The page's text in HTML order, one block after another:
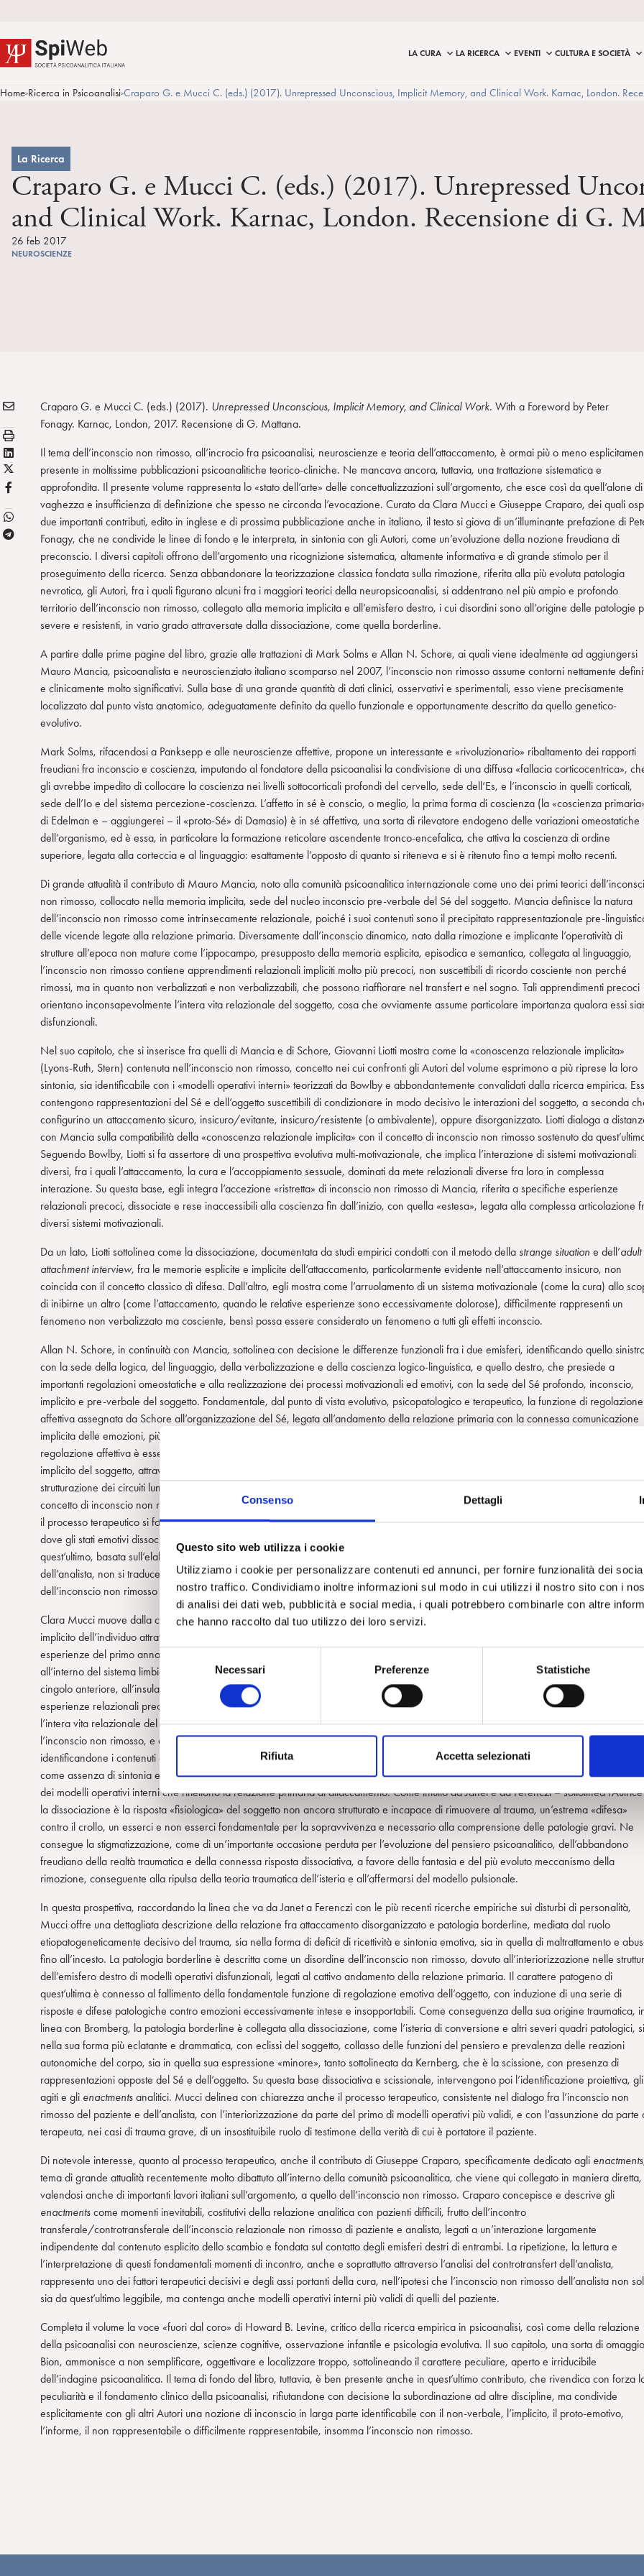
Consenso Dettagli
Questo sito web utilizza i cookie
Utilizziamo i cookie per personalizzare contenuti ed annunci, per fornire funzionalità dei
nostro traffico. Condividiamo inoltre informazioni sul modo in cui utilizzi il nostro sito con i
di analisi dei dati web, pubblicità e social media, i quali potrebbero combinarle con altre
che hanno raccolto dal tuo utilizzo dei loro servizi.
S
e
l
e
z
i
o
n
e
d
e
l
c
o
s
e
n
s
o
Necessari Preferenze Statistiche
Rifiuta Accetta selezionati
LA CURA LA RICERCA EVENTI CULTURA E SOCIETÀ
Home>Ricerca in Psicoanalisi>Craparo G. e Mucci C. (eds.) (2017). Unrepressed Unconscious, Implicit Memory, and Clinical Work. Karnac, London.
La Ricerca
Craparo G. e Mucci C. (eds.) (2017). Unrepressed
and Clinical Work. Karnac, London. Recensione di G.
26 feb 2017
NEUROSCIENZE
Condividi:
E
A
I
L
S
t
a
m
a
L
i
n
e
d
X
/
w
i
F
T
Craparo G. e Mucci C. (eds.) (2017). Unrepressed Unconscious, Implicit Memory, and Clinical Work. With a Foreword by Peter
Fonagy. Karnac, London, 2017. Recensione di G. Mattana.
Il tema dell’inconscio non rimosso, all’incrocio fra psicoanalisi, neuroscienze e teoria dell’attaccamento, è ormai più o meno
presente in moltissime pubblicazioni psicoanalitiche teorico-cliniche. Ne mancava ancora, tuttavia, una trattazione sistematica e
approfondita. Il presente volume rappresenta lo «stato dell’arte» delle concettualizzazioni sull’argomento, che esce così da quell’alone di
vaghezza e insufficienza di definizione che spesso ne circonda l’evocazione. Curato da Clara Mucci e Giuseppe Craparo, dei quali
due importanti contributi, edito in inglese e di prossima pubblicazione anche in italiano, il testo si giova di un’illuminante prefazione di
Fonagy, che ne condivide le linee di fondo e le interpreta, in sintonia con gli Autori, come un’evoluzione della nozione freudiana di
preconscio. I diversi capitoli offrono dell’argomento una ricognizione sistematica, altamente informativa e di grande stimolo per il
proseguimento della ricerca. Senza abbandonare la teorizzazione classica fondata sulla rimozione, riferita alla più evoluta patologia
nevrotica, gli Autori, fra i quali figurano alcuni fra i maggiori teorici della neuropsicoanalisi, si addentrano nel più ampio e profondo
territorio dell’inconscio non rimosso, collegato alla memoria implicita e all’emisfero destro, i cui disordini sono all’origine delle patologie
severe e resistenti, in vario grado attraversate dalla dissociazione, come quella borderline.
A partire dalle prime pagine del libro, grazie alle trattazioni di Mark Solms e Allan N. Schore, ai quali viene idealmente ad aggiungersi
Mauro Mancia, psicoanalista e neuroscienziato italiano scomparso nel 2007, l’inconscio non rimosso assume contorni nettamente
e clinicamente molto significativi. Sulla base di una grande quantità di dati clinici, osservativi e sperimentali, esso viene precisamente
localizzato dal punto vista anatomico, adeguatamente definito da quello funzionale e opportunamente descritto da quello genetico-
evolutivo.
Mark Solms, rifacendosi a Panksepp e alle neuroscienze affettive, propone un interessante e «rivoluzionario» ribaltamento dei rapporti
freudiani fra inconscio e coscienza, imputando al fondatore della psicoanalisi la condivisione di una diffusa «fallacia corticocentrica»,
gli avrebbe impedito di collocare la coscienza nei livelli sottocorticali profondi del cervello, sede dell’Es, e l’inconscio in quelli corticali,
sede dell’Io e del sistema percezione-coscienza. L’affetto in sé è conscio, o meglio, la prima forma di coscienza (la «coscienza
di Edelman e – aggiungerei – il «proto-Sé» di Damasio) è in sé affettiva, una sorta di rilevatore endogeno delle variazioni omeostatiche
dell’organismo, ed è essa, in particolare la formazione reticolare ascendente tronco-encefalica, che attiva la coscienza di ordine
superiore, legata alla corteccia e al linguaggio: esattamente l’opposto di quanto si riteneva e si è ritenuto fino a tempi molto recenti.
Di grande attualità il contributo di Mauro Mancia, noto alla comunità psicoanalitica internazionale come uno dei primi teorici
non rimosso, collocato nella memoria implicita, sede del nucleo inconscio pre-verbale del Sé del soggetto. Mancia definisce la natura
dell’inconscio non rimosso come intrinsecamente relazionale, poiché i suoi contenuti sono il precipitato rappresentazionale pre-
delle vicende legate alla relazione primaria. Diversamente dall’inconscio dinamico, nato dalla rimozione e implicante l’operatività di
strutture all’epoca non mature come l’ippocampo, presupposto della memoria esplicita, episodica e semantica, collegata al linguaggio,
l’inconscio non rimosso contiene apprendimenti relazionali impliciti molto più precoci, non suscettibili di ricordo cosciente non perché
rimossi, ma in quanto non verbalizzati e non verbalizzabili, che possono riaffiorare nel transfert e nel sogno. Tali apprendimenti precoci
orientano inconsapevolmente l’intera vita relazionale del soggetto, cosa che ovviamente assume particolare importanza qualora essi
disfunzionali.
Nel suo capitolo, che si inserisce fra quelli di Mancia e di Schore, Giovanni Liotti mostra come la «conoscenza relazionale implicita»
(Lyons-Ruth, Stern) contenuta nell’inconscio non rimosso, concetto nei cui confronti gli Autori del volume esprimono a più riprese la loro
sintonia, sia identificabile con i «modelli operativi interni» teorizzati da Bowlby e abbondantemente convalidati dalla ricerca empirica.
contengono rappresentazioni del Sé e dell’oggetto suscettibili di condizionare in modo decisivo le interazioni del soggetto, a seconda
configurino un attaccamento sicuro, insicuro/evitante, insicuro/resistente (o ambivalente), oppure disorganizzato. Liotti dialoga a
con Mancia sulla compatibilità della «conoscenza relazionale implicita» con il concetto di inconscio non rimosso sostenuto da
Seguendo Bowlby, Liotti si fa assertore di una prospettiva evolutiva multi-motivazionale, che implica l’interazione di sistemi motivazionali
diversi, fra i quali l’attaccamento, la cura e l’accoppiamento sessuale, dominati da mete relazionali diverse fra loro in complessa
interazione. Su questa base, egli integra l’accezione «ristretta» di inconscio non rimosso di Mancia, riferita a specifiche esperienze
relazionali precoci, dissociate e rese inaccessibili alla coscienza fin dall’inizio, con quella «estesa», legata alla complessa articolazione
diversi sistemi motivazionali.
Da un lato, Liotti sottolinea come la dissociazione, documentata da studi empirici condotti con il metodo della strange situation e dell’adult
attachment interview, fra le memorie esplicite e implicite dell’attaccamento, particolarmente evidente nell’attaccamento insicuro, non
coincida con il concetto classico di difesa. Dall’altro, egli mostra come l’arruolamento di un sistema motivazionale (come la cura) allo
di inibirne un altro (come l’attaccamento, quando le relative esperienze sono eccessivamente dolorose), difficilmente rappresenti un
fenomeno non verbalizzato ma cosciente, bensì possa essere considerato un fenomeno a tutti gli effetti inconscio.
Allan N. Schore, in continuità con Mancia, sottolinea con decisione le differenze funzionali fra i due emisferi, identificando quello
con la sede della logica, del linguaggio, della verbalizzazione e della coscienza logico-linguistica, e quello destro, che presiede a
importanti regolazioni omeostatiche e alla realizzazione dei processi motivazionali ed emotivi, con la sede del Sé profondo, inconscio,
implicito e pre-verbale del soggetto. Fondamentale, dal punto di vista evolutivo, psicopatologico e terapeutico, la funzione di regolazione
affettiva assegnata da Schore all’organizzazione del Sé, legata all’andamento della relazione primaria con la connessa comunicazione
implicita delle emozioni, più o meno gravemente danneggiata o non adeguatamente sviluppata in tutte le psicopatologie. La funzione di
regolazione affettiva è essenziale, nella relazione primaria di attaccamento come in quella psicoterapeutica, alla costituzione del Sé
implicito del soggetto, attraverso il dialogo emotivo inconscio fra i rispettivi emisferi destri del paziente e dell’analista, con la conseguente
strutturazione dei circuiti lungo l’asse che va dalle aree sottocorticali alla corteccia, in particolare quella orbitofrontale. Ricollegando il
concetto di inconscio non rimosso a quello freudiano di preconscio, Schore mostra come in generale, e in particolare nelle patologie
il processo terapeutico si fondi non tanto sull’interpretazione e l’insight, quanto piuttosto su queglienactmentstransferali/
dove gli stati emotivi dissociati del paziente incontrano l’inconscio empatico ed emotivamente ricettivo dell’analista. L’intuizione clinica di
quest’ultimo, basata sull’elaborazione inconscia delle informazioni non verbali e para-verbali del paziente da parte dell’emisfero destro
dell’analista, non si traduce pertanto nel proposito di rendere conscio l’inconscio, quanto piuttosto in una ristrutturazione profonda
dell’inconscio non rimosso del paziente.
Clara Mucci muove dalla concezione di Schore dell’attaccamento come processo di regolazione affettiva, deputato alla costituzione del
implicito dell’individuo attraverso l’interazione delle sue predisposizioni relazionali con la risposta della figura di attaccamento. Le
esperienze del primo anno di vita, non registrate nella memoria esplicita a causa dell’immaturità dell’ippocampo, vengono immagazzinate
all’interno del sistema limbico dell’emisfero destro, concepito come un’organizzazione composta da tre strati o livelli, dall’amigdala al
cingolo anteriore, all’insula e alla corteccia orbitofrontale. In esso, a vari livelli di profondità e di elaborazione, vengono immagazzinate le
esperienze relazionali precoci, dando luogo alla costituzione di un modello operativo interno dell’attaccamento suscettibile di condizionare
l’intera vita relazionale del soggetto, compresa la relazione terapeutica. Mucci accosta tale concezione a quella di Mancia, che
l’inconscio non rimosso, e dunque il Sé implicito del soggetto, nelle aree associative temporo-parieto-occipitali dell’emisfero destro,
identificandone i contenuti con i precipitati rappresentazionali non-verbali della relazione primaria. E’ intuibile l’impatto del trauma, sia
come assenza di sintonia e ricettività emotiva, sia come maltrattamento e abuso vero e proprio, sessuale e non sessuale, sulla
dei modelli operativi interni che riflettono la relazione primaria di attaccamento. Come intuito da Janet e da Ferenczi – sottolinea
la dissociazione è la risposta «fisiologica» del soggetto non ancora strutturato e incapace di rimuovere al trauma, un’estrema «difesa»
contro il crollo, un esserci e non esserci fondamentale per la sopravvivenza e necessario alla comprensione delle patologie gravi. Ne
consegue la stigmatizzazione, come di un’importante occasione perduta per l’evoluzione del pensiero psicoanalitico, dell’abbandono
freudiano della realtà traumatica e della connessa risposta dissociativa, a favore della fantasia e del più evoluto meccanismo della
rimozione, conseguente alla ripulsa della teoria traumatica dell’isteria e all’affermarsi del modello pulsionale.
In questa prospettiva, raccordando la linea che va da Janet a Ferenczi con le più recenti ricerche empiriche sui disturbi di personalità,
Mucci offre una dettagliata descrizione della relazione fra attaccamento disorganizzato e patologia borderline, mediata dal ruolo
etiopatogeneticamente decisivo del trauma, sia nella forma di deficit di ricettività e sintonia emotiva, sia in quella di maltrattamento e
fino all’incesto. La patologia borderline è descritta come un disordine dell’inconscio non rimosso, dovuto all’interiorizzazione nelle
dell’emisfero destro di modelli operativi disfunzionali, legati al cattivo andamento della relazione primaria. Il carattere patogeno di
quest’ultima è connesso al fallimento della fondamentale funzione di regolazione emotiva dell’oggetto, con induzione di una serie di
risposte e difese patologiche contro emozioni eccessivamente intese e insopportabili. Come conseguenza della sua origine traumatica,
linea con Bromberg, la patologia borderline è collegata alla dissociazione, come l’isteria di conversione e altri severi quadri patologici,
nella sua forma più eclatante e drammatica, con eclissi del soggetto, collasso delle funzioni del pensiero e prevalenza delle reazioni
autonomiche del corpo, sia in quella sua espressione «minore», tanto sottolineata da Kernberg, che è la scissione, con presenza di
rappresentazioni opposte del Sé e dell’oggetto. Su questa base dissociativa e scissionale, intervengono poi l’identificazione proiettiva, gli
agiti e gli enactments analitici. Mucci delinea con chiarezza anche il processo terapeutico, consistente nel dialogo fra l’inconscio non
rimosso del paziente e dell’analista, con l’interiorizzazione da parte del primo di modelli operativi più validi, e con l’assunzione da parte
terapeuta, nei casi di trauma grave, di un insostituibile ruolo di testimone della verità di cui è portatore il paziente.
Di notevole interesse, quanto al processo terapeutico, anche il contributo di Giuseppe Craparo, specificamente dedicato agli enactments
tema di grande attualità recentemente molto dibattuto all’interno della comunità psicoanalitica, che viene qui collegato in maniera diretta,
valendosi anche di importanti lavori italiani sull’argomento, a quello dell’inconscio non rimosso. Craparo concepisce e descrive gli
enactments come momenti inevitabili, costitutivi della relazione analitica con pazienti difficili, frutto dell’incontro
transferale/controtransferale dell’inconscio relazionale non rimosso di paziente e analista, legati a un’interazione largamente
indipendente dal contenuto esplicito dello scambio e fondata sul contatto degli emisferi destri di entrambi. La ripetizione, la lettura e
l’interpretazione di questi fondamentali momenti di incontro, anche e soprattutto attraverso l’analisi del controtransfert dell’analista,
rappresenta uno dei fattori terapeutici decisivi e degli assi portanti della cura, nell’ipotesi che l’inconscio non rimosso dell’analista non
sia da quest’ultimo leggibile, ma contenga anche modelli operativi interni più validi di quelli del paziente.
Completa il volume la voce «fuori dal coro» di Howard B. Levine, critico della ricerca empirica in psicoanalisi, così come della relazione
della psicoanalisi con neuroscienze, scienze cognitive, osservazione infantile e psicologia evolutiva. Il suo capitolo, una sorta di
Bion, ammonisce a non semplificare, oggettivare e localizzare troppo, sottolineando il carattere peculiare, aperto e irriducibile
dell’indagine psicoanalitica. Il tema di fondo del libro, tuttavia, è ben presente anche in quest’ultimo contributo, che rivendica con forza
peculiarità e il fondamento clinico della psicoanalisi, rifiutandone con decisione la subordinazione ad altre discipline, ma condivide
esplicitamente con gli altri Autori una nozione di inconscio in larga parte identificabile con il non-verbale, l’implicito, il proto-emotivo,
l’informe, il non rappresentabile o difficilmente rappresentabile, insomma l’inconscio non rimosso.